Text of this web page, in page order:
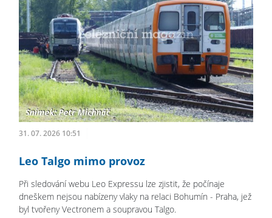
31. 07. 2026 10:51
Leo Talgo mimo provoz
Při sledování webu Leo Expressu lze zjistit, že počínaje
dneškem nejsou nabízeny vlaky na relaci Bohumín - Praha, jež
byl tvořeny Vectronem a soupravou Talgo.